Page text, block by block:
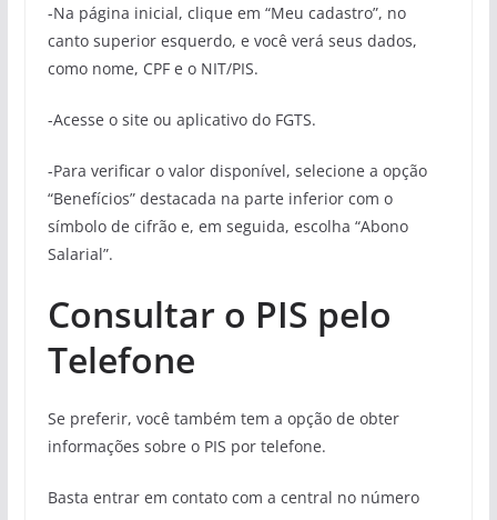
-Na página inicial, clique em “Meu cadastro”, no
canto superior esquerdo, e você verá seus dados,
como nome, CPF e o NIT/PIS.
-Acesse o site ou aplicativo do FGTS.
-Para verificar o valor disponível, selecione a opção
“Benefícios” destacada na parte inferior com o
símbolo de cifrão e, em seguida, escolha “Abono
Salarial”.
Consultar o PIS pelo
Telefone
Se preferir, você também tem a opção de obter
informações sobre o PIS por telefone.
Basta entrar em contato com a central no número